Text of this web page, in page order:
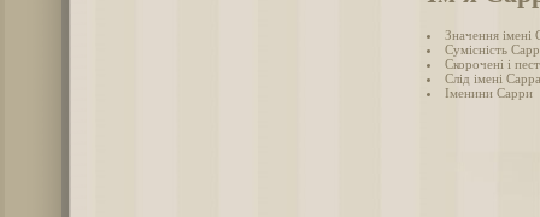
Значення імені
Сумісність
Скорочені і
Слід імені Сарра
Іменини Сарри